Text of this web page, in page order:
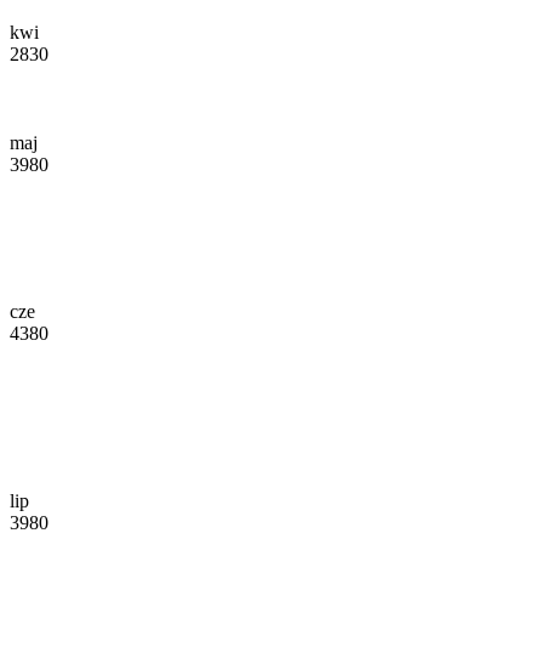
kwi
2830
maj
3980
cze
4380
lip
3980